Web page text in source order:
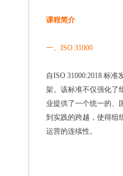
课程简介
一、ISO 31000
自ISO 31000:2018 标
架。该标准不仅强化了
业提供了一个统一的、
到实践的跨越，使得组
运营的连续性。